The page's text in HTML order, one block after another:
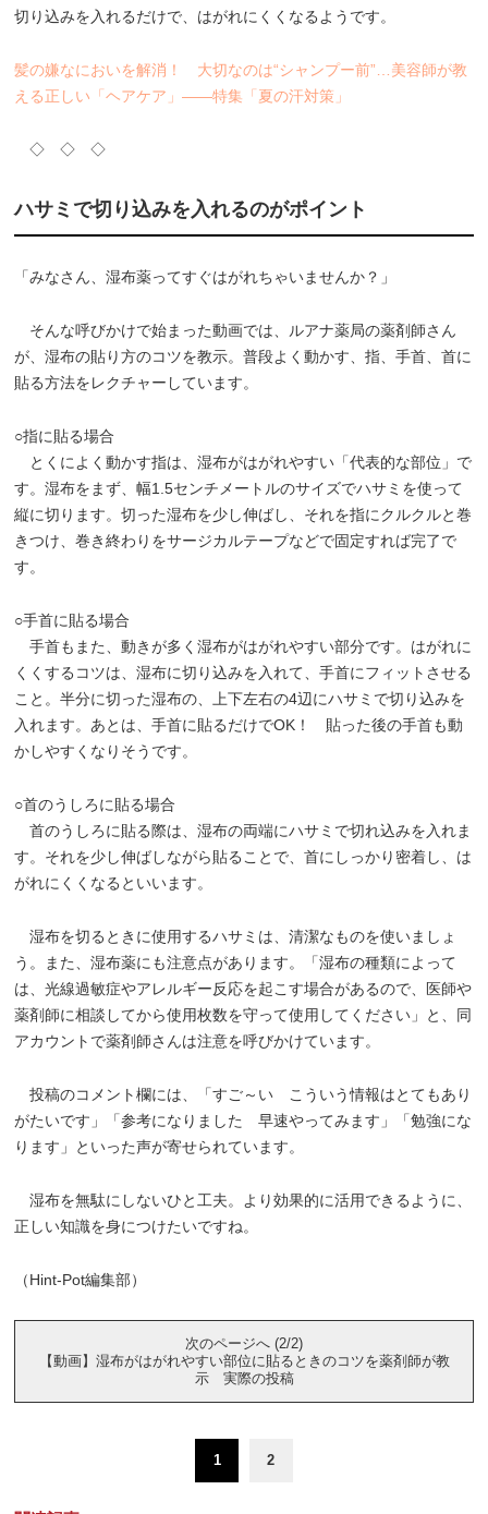
切り込みを入れるだけで、はがれにくくなるようです。
髪の嫌なにおいを解消！ 大切なのは“シャンプー前”…美容師が教
える正しい「ヘアケア」――特集「夏の汗対策」
◇ ◇ ◇
ハサミで切り込みを入れるのがポイント
「みなさん、湿布薬ってすぐはがれちゃいませんか？」
そんな呼びかけで始まった動画では、ルアナ薬局の薬剤師さん
が、湿布の貼り方のコツを教示。普段よく動かす、指、手首、首に
貼る方法をレクチャーしています。
○指に貼る場合
とくによく動かす指は、湿布がはがれやすい「代表的な部位」で
す。湿布をまず、幅1.5センチメートルのサイズでハサミを使って
縦に切ります。切った湿布を少し伸ばし、それを指にクルクルと巻
きつけ、巻き終わりをサージカルテープなどで固定すれば完了で
す。
○手首に貼る場合
手首もまた、動きが多く湿布がはがれやすい部分です。はがれに
くくするコツは、湿布に切り込みを入れて、手首にフィットさせる
こと。半分に切った湿布の、上下左右の4辺にハサミで切り込みを
入れます。あとは、手首に貼るだけでOK！ 貼った後の手首も動
かしやすくなりそうです。
○首のうしろに貼る場合
首のうしろに貼る際は、湿布の両端にハサミで切れ込みを入れま
す。それを少し伸ばしながら貼ることで、首にしっかり密着し、は
がれにくくなるといいます。
湿布を切るときに使用するハサミは、清潔なものを使いましょ
う。また、湿布薬にも注意点があります。「湿布の種類によって
は、光線過敏症やアレルギー反応を起こす場合があるので、医師や
薬剤師に相談してから使用枚数を守って使用してください」と、同
アカウントで薬剤師さんは注意を呼びかけています。
投稿のコメント欄には、「すご～い こういう情報はとてもあり
がたいです」「参考になりました 早速やってみます」「勉強にな
ります」といった声が寄せられています。
湿布を無駄にしないひと工夫。より効果的に活用できるように、
正しい知識を身につけたいですね。
（Hint-Pot編集部）
次のページへ (2/2)
【動画】湿布がはがれやすい部位に貼るときのコツを薬剤師が教
示 実際の投稿
1 2